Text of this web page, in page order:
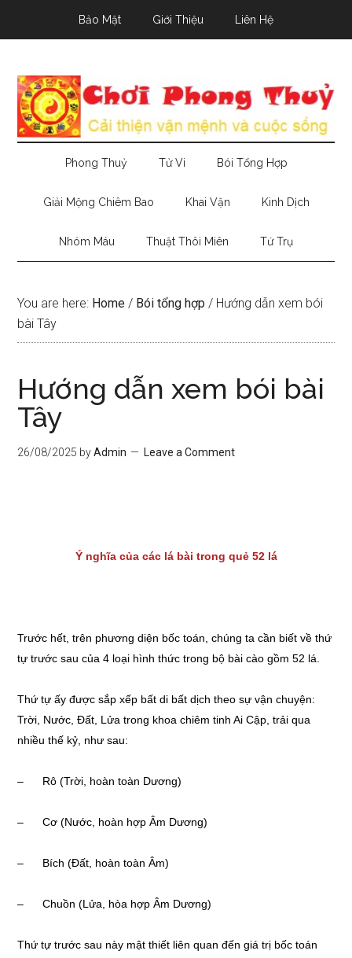
Bảo Mật Giới Thiệu Liên Hệ
Phong Thuỷ Tử Vi Bói Tổng Hợp
Giải Mộng Chiêm Bao Khai Vận Kinh Dịch
Nhóm Máu Thuật Thôi Miên Tứ Trụ
You are here: Home / Bói tổng hợp / Hướng dẫn xem bói
bài Tây
Hướng dẫn xem bói bài
Tây
26/08/2025 byAdmin Leave a Comment
Ý nghĩa của các lá bài trong quẻ 52 lá
Trước hết, trên phương diện bốc toán, chúng ta cần biết về thứ
tự trước sau của 4 loại hình thức trong bộ bài cào gồm 52 lá.
Thứ tự ấy được sắp xếp bất di bất dịch theo sự vận chuyện:
Trời, Nước, Đất, Lửa trong khoa chiêm tinh Ai Cập, trải qua
nhiều thế kỷ, như sau:
– Rô (Trời, hoàn toàn Dương)
– Cơ (Nước, hoàn hợp Âm Dương)
– Bích (Đất, hoàn toàn Âm)
– Chuồn (Lửa, hòa hợp Âm Dương)
Thứ tự trước sau này mật thiết liên quan đến giá trị bốc toán